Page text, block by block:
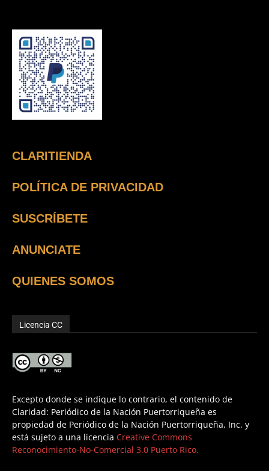
CLARITIENDA
POLÍTICA DE PRIVACIDAD
SUSCRÍBETE
ANUNCIATE
QUIENES SOMOS
Licencia CC
Excepto donde se indique lo contrario, el contenido de
Claridad: Periódico de la Nación Puertorriqueña es
propiedad de Periódico de la Nación Puertorriqueña, Inc. y
está sujeto a una licencia Creative Commons
Reconocimiento-No-Comercial 3.0 Puerto Rico.